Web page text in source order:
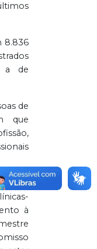
8.836
a de
de
que
os
à